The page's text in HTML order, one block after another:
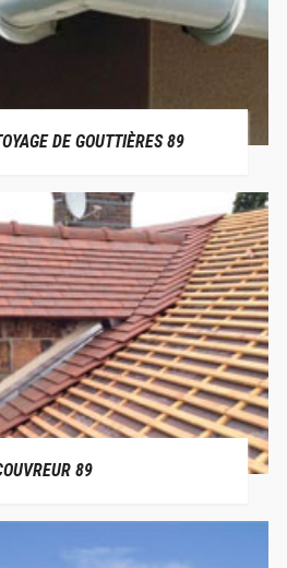
DE GOUTTIÈRES 89
89